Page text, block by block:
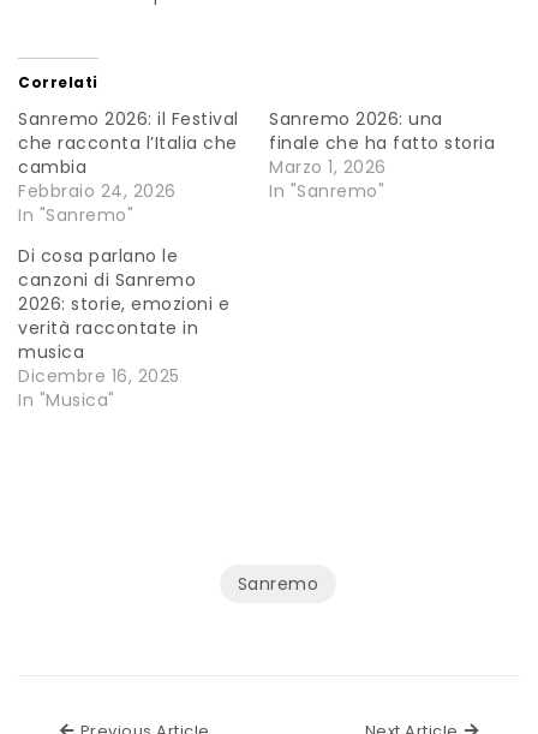
Correlati
Sanremo 2026: il Festival
che racconta l’Italia che
cambia
Febbraio 24, 2026
In "Sanremo"
Sanremo 2026: una
finale che ha fatto storia
Marzo 1, 2026
In "Sanremo"
Di cosa parlano le
canzoni di Sanremo
2026: storie, emozioni e
verità raccontate in
musica
Dicembre 16, 2025
In "Musica"
Sanremo
Next